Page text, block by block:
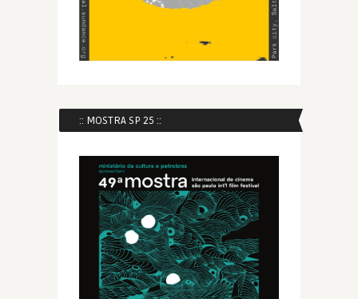
:: MOSTRA SP 25 ::